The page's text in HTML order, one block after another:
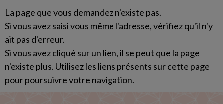
La page que vous demandez n'existe pas.
Si vous avez saisi vous même l'adresse, vérifiez qu'il n'y
ait pas d'erreur.
Si vous avez cliqué sur un lien, il se peut que la page
n'existe plus. Utilisez les liens présents sur cette page
pour poursuivre votre navigation.